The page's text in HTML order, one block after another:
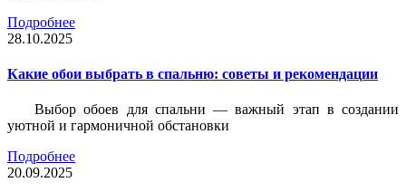
Подробнее
28.10.2025
Какие обои выбрать в спальню: советы и рекомендации
Выбор обоев для спальни — важный этап в создании
уютной и гармоничной обстановки
Подробнее
20.09.2025